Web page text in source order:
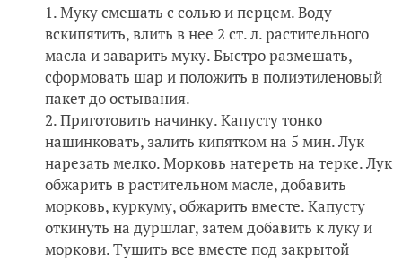
Муку смешать с солью и перцем. Воду
вскипятить, влить в нее 2 ст. л. растительного
масла и заварить муку. Быстро размешать,
сформовать шар и положить в полиэтиленовый
пакет до остывания.
Приготовить начинку. Капусту тонко
нашинковать, залить кипятком на 5 мин. Лук
нарезать мелко. Морковь натереть на терке. Лук
обжарить в растительном масле, добавить
морковь, куркуму, обжарить вместе. Капусту
откинуть на дуршлаг, затем добавить к луку и
моркови. Тушить все вместе под закрытой